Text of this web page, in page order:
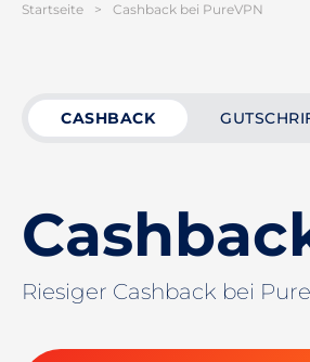
Startseite > Cashback bei PureVPN
CASHBACK
Riesiger Cashback bei